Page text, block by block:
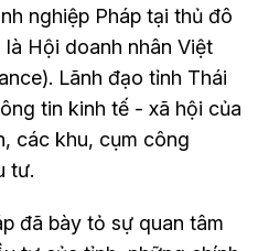
nghiệp Pháp tại thủ đô
Hội doanh nhân Việt
Lãnh đạo tỉnh Thái
tin kinh tế - xã hội của
các khu, cụm công
tư.
đã bày tỏ sự quan tâm